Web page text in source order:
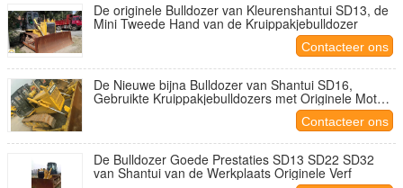
De originele Bulldozer van Kleurenshantui SD13, de
Mini Tweede Hand van de Kruippakjebulldozer
Contacteer ons
De Nieuwe bijna Bulldozer van Shantui SD16,
Gebruikte Kruippakjebulldozers met Originele Motor
Contacteer ons
De Bulldozer Goede Prestaties SD13 SD22 SD32
van Shantui van de Werkplaats Originele Verf